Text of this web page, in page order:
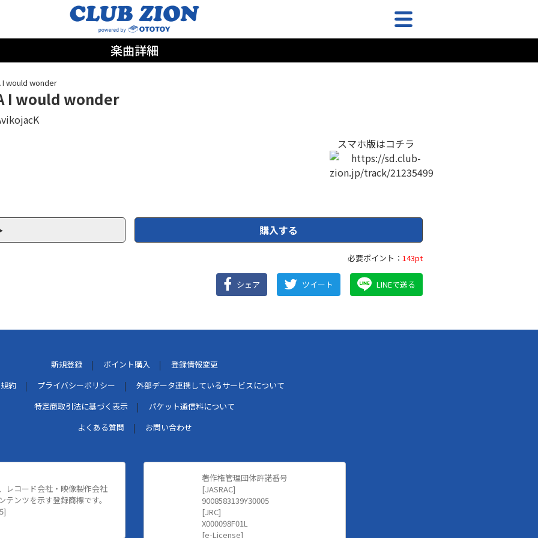
楽曲詳細
I would wonder
I would wonder
スマホ版はコチラ
購入する
必要ポイント： 143pt
シェア ツイート LINEで送る
新規登録 ポイント購入
登録情報変更
約
プライバシーポリシー
外部データ連携しているサービスについて
特定商取引法に基づく表示
パケット通信料について
よくある質問
お問い合わせ
レコード会社・映像製作会社
テンツを示す登録商標です。
著作権管理団体許諾番号
[JASRAC]
9008583139Y30005
[JRC]
X000098F01L
[e-License]